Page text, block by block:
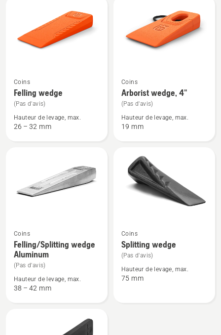
produits
plus
de
détails
sur
Coins
Felling wedge
(Pas d'avis)
Hauteur de levage, max.
26 – 32 mm
plus
de
détails
sur
Coins
Arborist wedge, 4"
(Pas d'avis)
Hauteur de levage, max.
19 mm
Voir
plus
de
détails
sur
Felling/Splitting
Coins
Felling/Splitting wedge
Aluminum
(Pas d'avis)
Hauteur de levage, max.
38 – 42 mm
Voir
plus
de
détails
sur
Coins
Splitting wedge
(Pas d'avis)
Hauteur de levage, max.
75 mm